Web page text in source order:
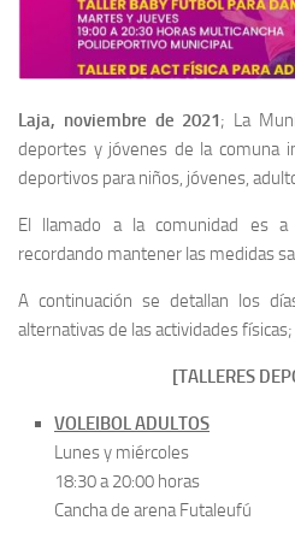
Laja, noviembre de 2021; La
deportes y jóvenes de la comuna
deportivos para niños, jóvenes,
El llamado a la comunidad es a
recordando mantener las medidas
A continuación se detallan los
alternativas de las actividades físicas;
[TALLERES
VOLEIBOL ADULTOS
Lunes y miércoles
18:30 a 20:00 horas
Cancha de arena Futaleufú